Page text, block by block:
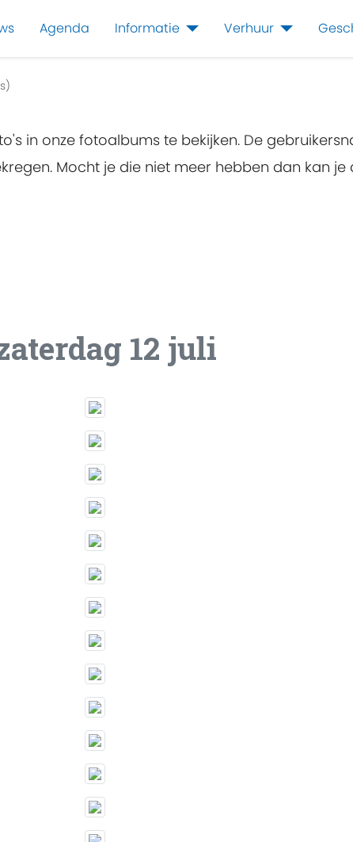
Agenda Informatie Verhuur
in onze fotoalbums te bekijken. De
Mocht je die niet meer hebben dan kan
12 juli